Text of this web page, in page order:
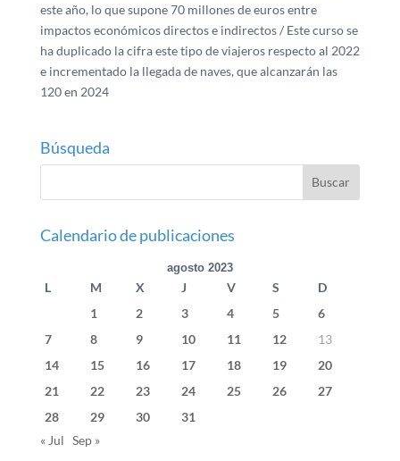
este año, lo que supone 70 millones de euros entre
impactos económicos directos e indirectos / Este curso se
ha duplicado la cifra este tipo de viajeros respecto al 2022
e incrementado la llegada de naves, que alcanzarán las
120 en 2024
Búsqueda
Calendario de publicaciones
agosto 2023
L M X J V S
D
1
2 3 4 5
6
7
8 9 10 11 12
13
14
15 16 17 18 19
20
21
22 23 24 25 26
27
28
29 30
31
« Jul Sep »